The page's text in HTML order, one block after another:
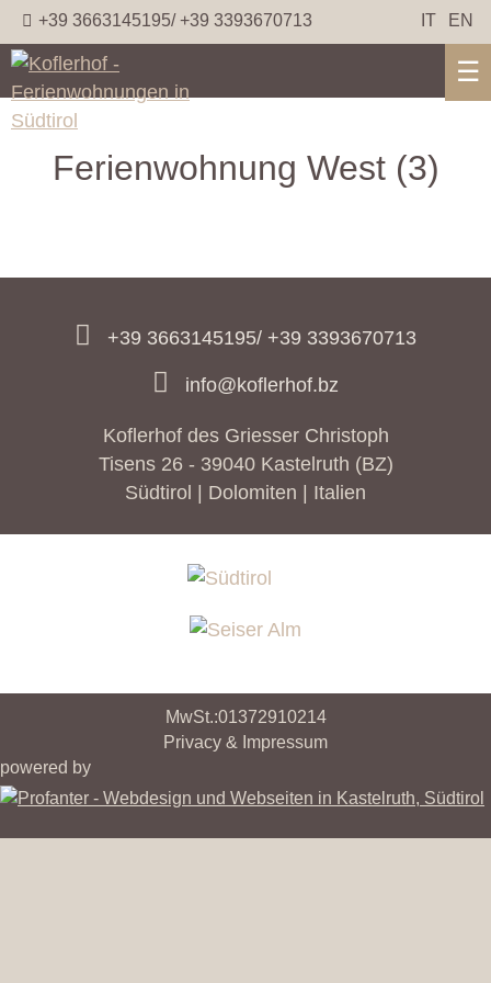
+39 3663145195/ +39 3393670713 IT EN
☰
Ferienwohnung West (3)
+39 3663145195/ +39 3393670713
info@koflerhof.bz
Koflerhof des Griesser Christoph
Tisens 26 - 39040 Kastelruth (BZ)
Südtirol | Dolomiten | Italien
MwSt.:01372910214
Privacy & Impressum
powered by